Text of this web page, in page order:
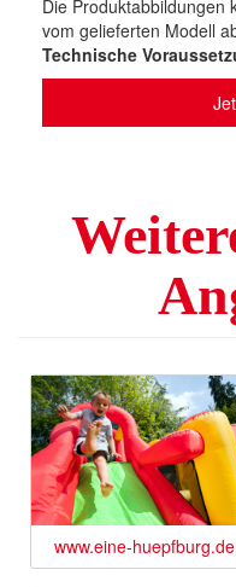
Die Produktabbildungen
vom gelieferten Modell
Technische
www.eine-huepfburg.de